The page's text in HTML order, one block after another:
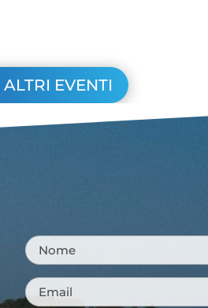
EVENTI
Nome*
Email*